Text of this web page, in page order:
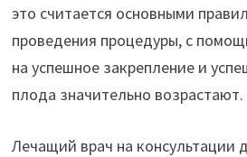
это считается основными
проведения процедуры, с
на успешное закрепление и
плода значительно возрастают.
Лечащий врач на консультации